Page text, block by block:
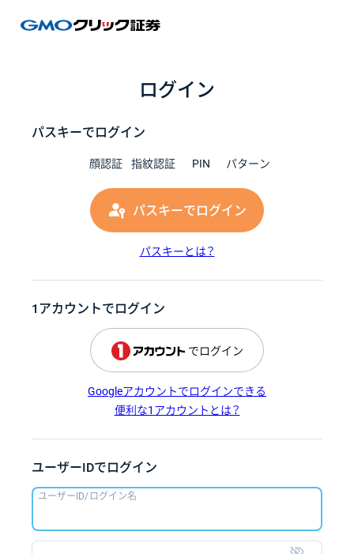
ログイン
パスキーでログイン
顔認証 指紋認証 PIN パターン
パスキーでログイン
パスキーとは？
1アカウントでログイン
でログイン
Googleアカウントでログインできる
便利な1アカウントとは？
ユーザーIDでログイン
ユーザーID/ログイン名